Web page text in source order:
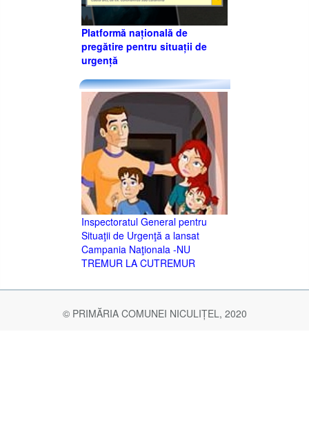
Platformă națională de
pregătire pentru situații de
urgență
Inspectoratul General pentru
Situaţii de Urgenţă a lansat
Campania Naţionala -NU
TREMUR LA CUTREMUR
© PRIMĂRIA COMUNEI NICULIȚEL, 2020